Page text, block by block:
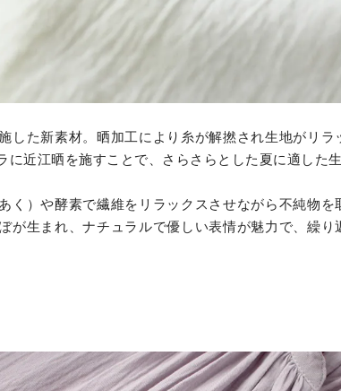
した新素材。晒加工により糸が解撚され生地がリ
近江晒を施すことで、さらさらとした夏に適した
く）や酵素で繊維をリラックスさせながら不純物を
が生まれ、ナチュラルで優しい表情が魅力で、繰